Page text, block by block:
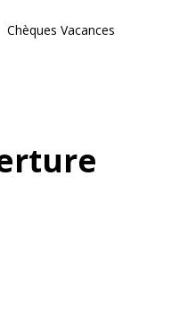
Chèques Vacances